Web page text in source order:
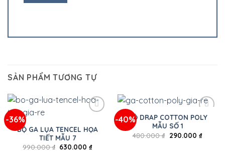
SẢN PHẨM TƯƠNG TỰ
-36%
BỘ GA LỤA TENCEL HỌA
TIẾT MẪU 7
990.000₫ 630.000₫
-40%BỘ DRAP COTTON POLY
MẪU SỐ 1
480.000₫ 290.000 ₫